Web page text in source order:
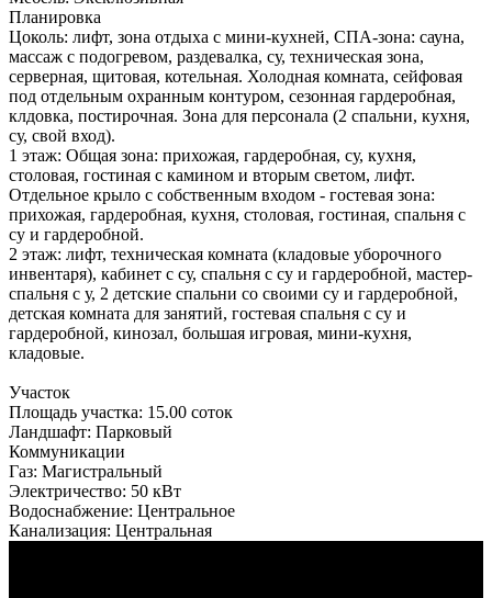
Планировка
Цоколь: лифт, зона отдыха с мини-кухней, СПА-зона: сауна,
массаж с подогревом, раздевалка, су, техническая зона,
серверная, щитовая, котельная. Холодная комната, сейфовая
под отдельным охранным контуром, сезонная гардеробная,
клдовка, постирочная. Зона для персонала (2 спальни, кухня,
су, свой вход).
1 этаж: Общая зона: прихожая, гардеробная, су, кухня,
столовая, гостиная с камином и вторым светом, лифт.
Отдельное крыло с собственным входом - гостевая зона:
прихожая, гардеробная, кухня, столовая, гостиная, спальня с
су и гардеробной.
2 этаж: лифт, техническая комната (кладовые уборочного
инвентаря), кабинет с су, спальня с су и гардеробной, мастер-
спальня с у, 2 детские спальни со своими су и гардеробной,
детская комната для занятий, гостевая спальня с су и
гардеробной, кинозал, большая игровая, мини-кухня,
кладовые.
Участок
Площадь участка: 15.00 соток
Ландшафт: Парковый
Коммуникации
Газ: Магистральный
Электричество: 50 кВт
Водоснабжение: Центральное
Канализация: Центральная